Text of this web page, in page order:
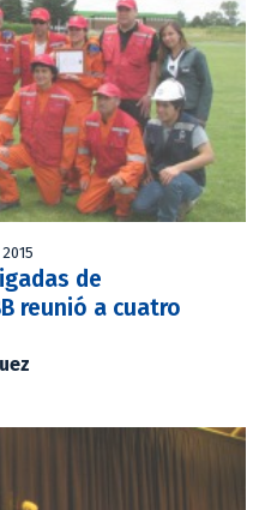
de
reunió a cuatro